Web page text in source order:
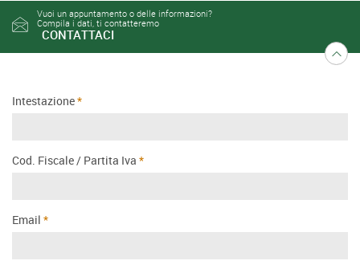
Vuoi un appuntamento o delle informazioni?
Compila i dati, ti contatteremo
CONTATTACI
Intestazione
Cod. Fiscale / Partita Iva
Email